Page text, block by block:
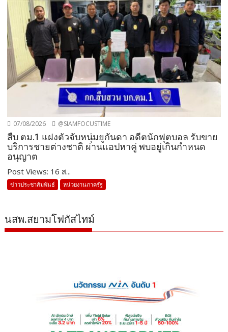
07/08/2026 @SIAMFOCUSTIME
สืบ ตม.1 แฝงตัวจับหนุ่มยูกันดา อดีตนักฟุตบอล รับขาย
บริการชายต่างชาติ ผ่านแอปหาคู่ พบอยู่เกินกำหนด
อนุญาต
Post Views: 16 ส...
ข่าวประชาสัมพันธ์ หน่วยงานภาครัฐ
นสพ.สยามโฟกัสไทม์